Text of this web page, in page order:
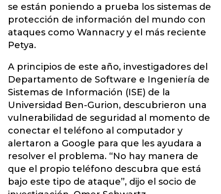
se están poniendo a prueba los sistemas de
protección de información del mundo con
ataques como Wannacry y el más reciente
Petya.
A principios de este año, investigadores del
Departamento de Software e Ingeniería de
Sistemas de Información (ISE) de la
Universidad Ben-Gurion, descubrieron una
vulnerabilidad de seguridad al momento de
conectar el teléfono al computador y
alertaron a Google para que les ayudara a
resolver el problema. “No hay manera de
que el propio teléfono descubra que está
bajo este tipo de ataque”, dijo el socio de